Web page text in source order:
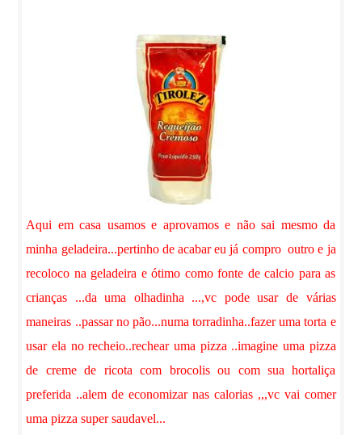
Aqui em casa usamos e aprovamos e não sai mesmo da
minha geladeira...pertinho de acabar eu já compro outro e ja
recoloco na geladeira e ótimo como fonte de calcio para as
crianças ...da uma olhadinha ...,vc pode usar de várias
maneiras ..passar no pão...numa torradinha..fazer uma torta e
usar ela no recheio..rechear uma pizza ..imagine uma pizza
de creme de ricota com brocolis ou com sua hortaliça
preferida ..alem de economizar nas calorias ,,,vc vai comer
uma pizza super saudavel...